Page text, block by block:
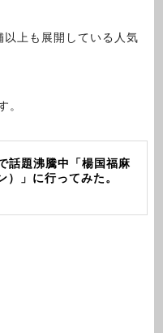
上も展開している人気
。
話題沸騰中「楊国福麻
）」に行ってみた。